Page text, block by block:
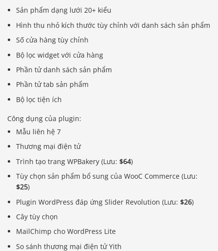
Sản phẩm dạng lưới 20+ kiểu
Hình thu nhỏ kích thước tùy chỉnh với danh sách sản phẩm
Số cửa hàng tùy chỉnh
Bộ lọc widget với cửa hàng
Phần tử danh sách sản phẩm
Phần tử tab sản phẩm
Bộ lọc tiện ích
Công dụng của plugin:
Mẫu liên hệ 7
Thương mại điện tử
Trình tạo trang WPBakery (Lưu:$64)
Tùy chọn sản phẩm bổ sung của WooC Commerce (Lưu:
$25)
Plugin WordPress đáp ứng Slider Revolution (Lưu:$26)
Cây tùy chọn
MailChimp cho WordPress Lite
So sánh thương mại điện tử Yith